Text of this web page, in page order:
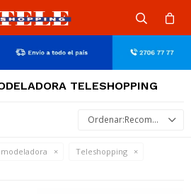
TELESHOPPING
Recomendados
Teleshopping